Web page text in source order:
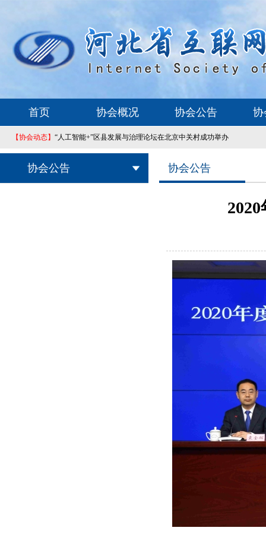
首页 协会概况 协会公告 协
【协会动态】 “人工智能+”区县发展与治理论坛在北京中关村成功举办
协会公告 协会公告